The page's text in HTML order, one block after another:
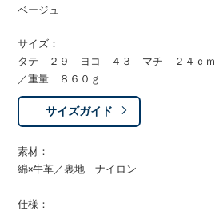
ベージュ
サイズ：
タテ ２９ ヨコ ４３ マチ ２４ｃｍ
／重量 ８６０ｇ
サイズガイド
素材：
綿×牛革／裏地 ナイロン
仕様：